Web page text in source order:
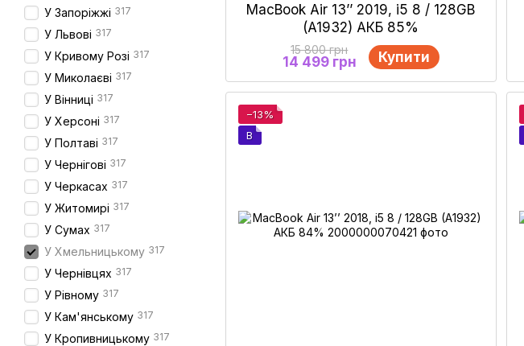
MacBook Air 13’’ 2019, i5 8 / 128GB
(A1932) АКБ 85%
15 800 грн
14 499 грн Купити
−13%
B
У Запоріжжі 317
У Львові 317
У Кривому Розі 317
У Миколаєві 317
У Вінниці 317
У Херсоні 317
У Полтаві 317
У Чернігові 317
У Черкасах 317
У Житомирі 317
У Сумах 317
У Хмельницькому 317
У Чернівцях 317
У Рівному 317
У Кам'янському 317
У Кропивницькому 317